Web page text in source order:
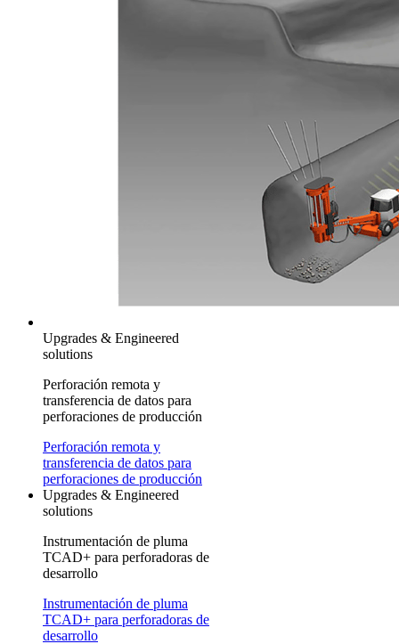
Upgrades & Engineered
solutions
Perforación remota y
transferencia de datos para
perforaciones de producción
Perforación remota y
transferencia de datos para
perforaciones de producción
Upgrades & Engineered
solutions
Instrumentación de pluma
TCAD+ para perforadoras de
desarrollo
Instrumentación de pluma
TCAD+ para perforadoras de
desarrollo